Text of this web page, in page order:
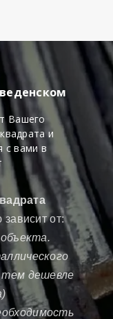
Вашего
и
с вами в
от:
тем дешевле